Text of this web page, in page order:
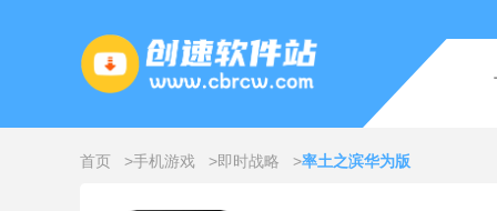
首页 手机游戏 即时战略 率土之滨华为版